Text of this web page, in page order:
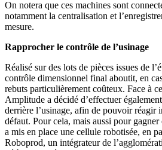
On notera que ces machines sont
notamment la centralisation et
mesure.
Rapprocher le contrôle de l’usinage
Réalisé sur des lots de pièces issues de
contrôle dimensionnel final aboutit, en
rebuts particulièrement coûteux. Face à
Amplitude a décidé d’effectuer
derrière l’usinage, afin de pouvoir réagir
défaut. Pour cela, mais aussi pour
a mis en place une cellule robotisée, en
Roboprod, un intégrateur de